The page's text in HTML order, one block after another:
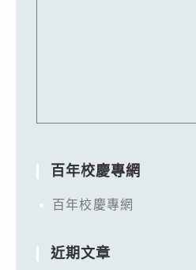
百年校慶專網
百年校慶專網
近期文章